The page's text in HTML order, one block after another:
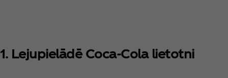
1. Lejupielādē Coca‑Cola lietotni